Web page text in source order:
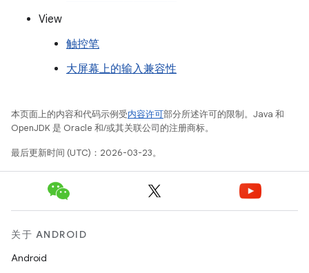
View
触控笔
大屏幕上的输入兼容性
本页面上的内容和代码示例受内容许可部分所述许可的限制。Java 和
OpenJDK 是 Oracle 和/或其关联公司的注册商标。
最后更新时间 (UTC)：2026-03-23。
关于 ANDROID
Android